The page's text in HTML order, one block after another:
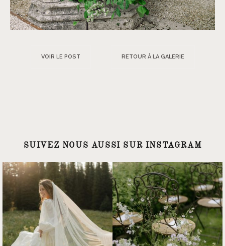
VOIR LE POST RETOUR À LA GALERIE
SUIVEZ NOUS AUSSI SUR INSTAGRAM